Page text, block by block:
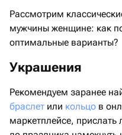
Рассмотрим
мужчины женщине: как
оптимальные варианты?
Украшения
Рекомендуем заранее
браслет или кольцо в
маркетплейсе,